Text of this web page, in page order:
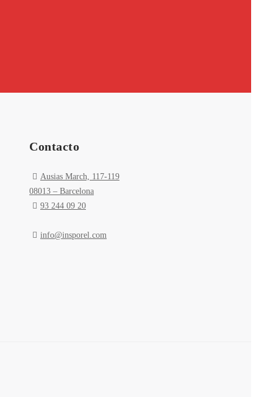
Contacto
Ausias March, 117-119
08013 – Barcelona
93 244 09 20
info@insporel.com